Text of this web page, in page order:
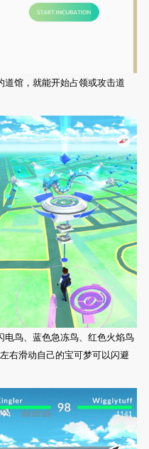
馆，就能开始占领或攻击道
鸟、蓝色急冻鸟、红色火焰鸟
右滑动自己的宝可梦可以闪避